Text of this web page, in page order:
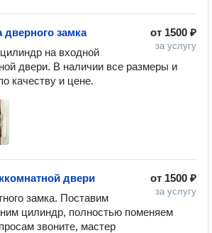
от 1500 ₽
за услугу
замка
на входной
двери. В наличии все размеры и
качеству и цене.
от 1500 ₽
за услугу
двери
замка. Поставим
цилиндр, полностью поменяем
звоните, мастер